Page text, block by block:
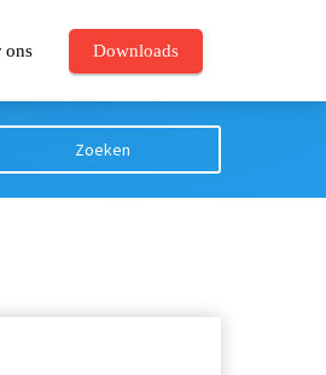
ons Downloads
Zoeken